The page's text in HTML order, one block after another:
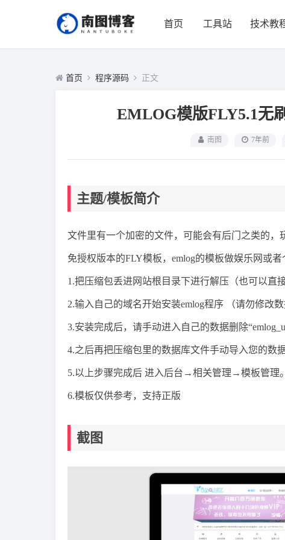
首页 工具站 技术教
首页 程序源码 正文
EMLOG模版FLY5.1无
南图 7年前
主题/模板简介
文件里有一个加密的文件，可能会有后门之类的，
免授权版本的FLY模板，emlog的模板做娱乐网或
1.把压缩包丢进网站根目录下进行解压（也可以直
2.输入自己的域名开始安装emlog程序 （请勿修改数
3.安装完成后，请手动进入自己的数据删除
4.之后再把压缩包里的数据库文件手动导入您的数
5.以上步骤完成后 进入后台→相关管理→模板管理
6.模板仅供参考，支持正版
截图